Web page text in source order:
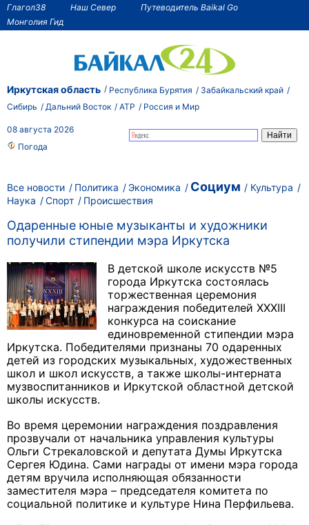
Глагол38 Наш Север
Путеводитель Baikal Go
Монголия Гид
Иркутская область Республика Бурятия
Забайкальский край
Сибирь
Дальний Восток АТР Россия и Мир
08 августа 2026
Погода
Все новости Политика Экономика Социум
Культура
Наука
Спорт Происшествия
Одаренные юные музыканты и художники
получили стипендии мэра Иркутска
В детской школе искусств №5
города Иркутска состоялась
торжественная церемония
награждения победителей XXXIII
конкурса на соискание
единовременной стипендии мэра
Иркутска. Победителями признаны 70 одаренных
детей из городских музыкальных, художественных
школ и школ искусств, а также школы-интерната
музвоспитанников и Иркутской областной детской
школы искусств.
Во время церемонии награждения поздравления
прозвучали от начальника управления культуры
Ольги Стрекаловской и депутата Думы Иркутска
Сергея Юдина. Сами награды от имени мэра города
детям вручила исполняющая обязанности
заместителя мэра – председателя комитета по
социальной политике и культуре Нина Перфильева.